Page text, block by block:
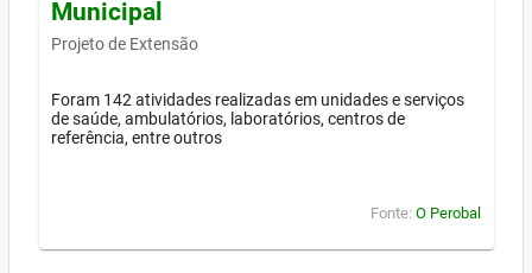
Municipal
Projeto de Extensão
Foram 142 atividades realizadas em unidades e serviços
de saúde, ambulatórios, laboratórios, centros de
referência, entre outros
Fonte: O Perobal